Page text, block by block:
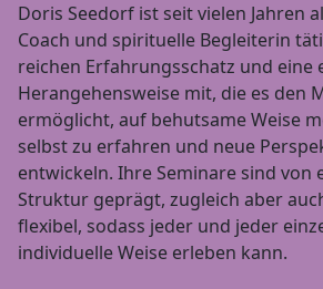
Doris Seedorf ist seit vielen Jahren
Coach und spirituelle Begleiterin
reichen Erfahrungsschatz und eine
Herangehensweise mit, die es den
ermöglicht, auf behutsame Weise
selbst zu erfahren und neue
entwickeln. Ihre Seminare sind von
Struktur geprägt, zugleich aber
flexibel, sodass jeder und jeder
individuelle Weise erleben kann.